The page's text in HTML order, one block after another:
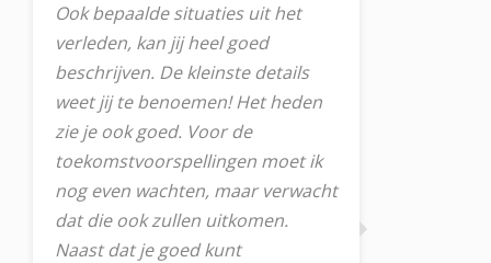
Ook bepaalde situaties uit het
verleden, kan jij heel goed
beschrijven. De kleinste details
weet jij te benoemen! Het heden
zie je ook goed. Voor de
toekomstvoorspellingen moet ik
nog even wachten, maar verwacht
dat die ook zullen uitkomen.
Naast dat je goed kunt